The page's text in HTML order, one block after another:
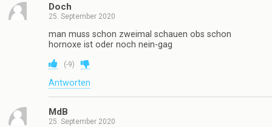
Doch
25. September 2020
man muss schon zweimal schauen obs schon
hornoxe ist oder noch nein-gag
(-9)
Antworten
MdB
25. September 2020